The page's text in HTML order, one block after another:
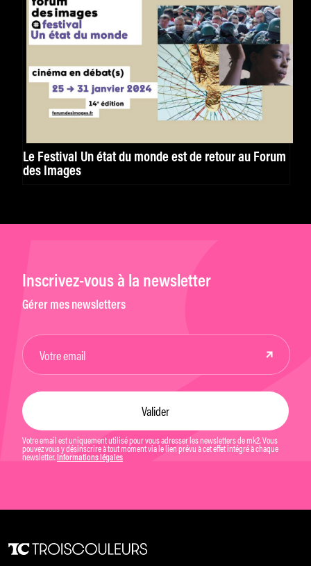
Le Festival Un état du monde est de retour au Forum
des Images
Inscrivez-vous à la newsletter
Gérer mes newsletters
Votre email est uniquement utilisé pour vous adresser les newsletters de mk2. Vous
pouvez vous y désinscrire à tout moment via le lien prévu à cet effet intégré à chaque
newsletter. Informations légales